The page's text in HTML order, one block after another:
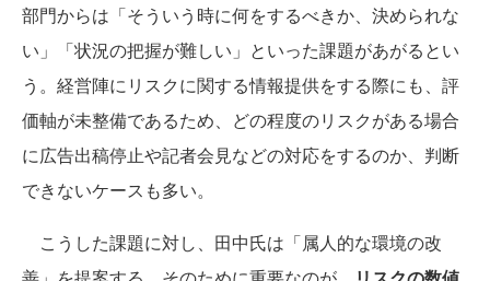
部門からは「そういう時に何をするべきか、決められな
い」「状況の把握が難しい」といった課題があがるとい
う。経営陣にリスクに関する情報提供をする際にも、評
価軸が未整備であるため、どの程度のリスクがある場合
に広告出稿停止や記者会見などの対応をするのか、判断
できないケースも多い。
こうした課題に対し、田中氏は「属人的な環境の改